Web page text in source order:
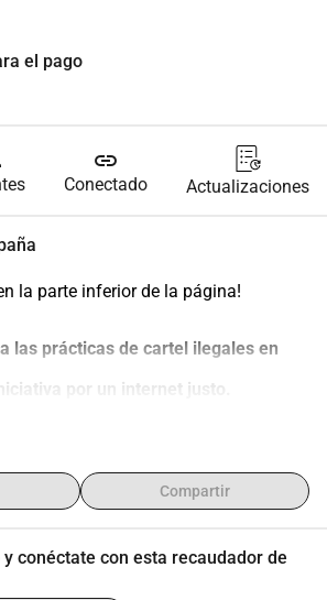
el pago
link
Conectado Actualizaciones
la parte inferior de la página!
a las prácticas de cartel ilegales en
por un internet justo.
altos precios de internet y servicios
limitada (ninguna, solo de fachada)
son confirmados por decisiones
Europea:
Compartir
conéctate con esta recaudador de